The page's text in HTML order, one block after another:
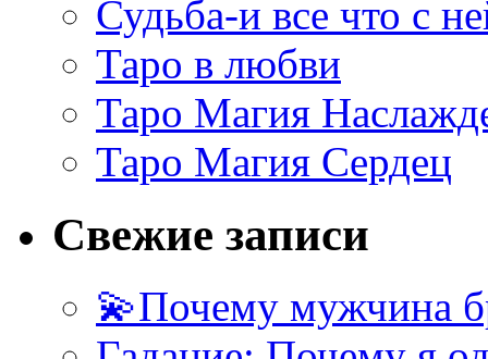
Судьба-и все что с
Таро в любви
Таро Магия
Таро Магия Сердец
Свежие записи
💫Почему мужчина